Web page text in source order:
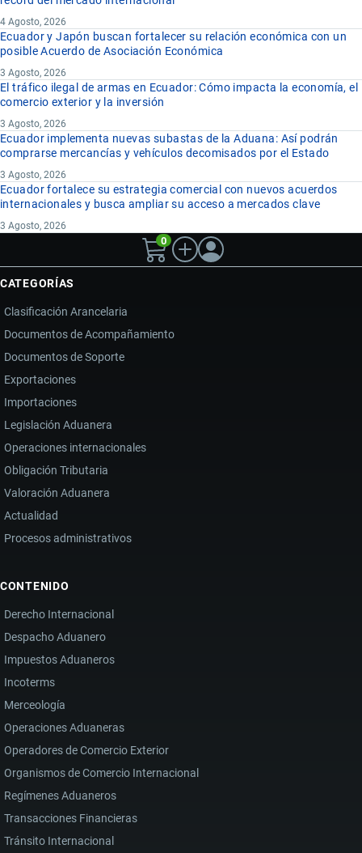
4 Agosto, 2026
Ecuador y Japón buscan fortalecer su relación económica con un
posible Acuerdo de Asociación Económica
3 Agosto, 2026
El tráfico ilegal de armas en Ecuador: Cómo impacta la economía, el
comercio exterior y la inversión
3 Agosto, 2026
Ecuador implementa nuevas subastas de la Aduana: Así podrán
comprarse mercancías y vehículos decomisados por el Estado
3 Agosto, 2026
Ecuador fortalece su estrategia comercial con nuevos acuerdos
internacionales y busca ampliar su acceso a mercados clave
3 Agosto, 2026
0
CATEGORÍAS
Clasificación Arancelaria
Documentos de Acompañamiento
Documentos de Soporte
Exportaciones
Importaciones
Legislación Aduanera
Operaciones internacionales
Obligación Tributaria
Valoración Aduanera
Actualidad
Procesos administrativos
CONTENIDO
Derecho Internacional
Despacho Aduanero
Impuestos Aduaneros
Incoterms
Merceología
Operaciones Aduaneras
Operadores de Comercio Exterior
Organismos de Comercio Internacional
Regímenes Aduaneros
Transacciones Financieras
Tránsito Internacional